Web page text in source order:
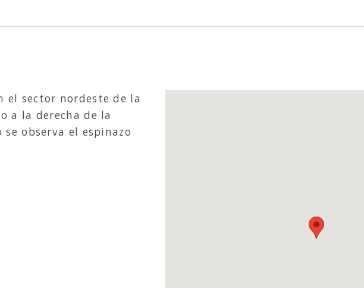
el sector nordeste de la
a la derecha de la
observa el espinazo